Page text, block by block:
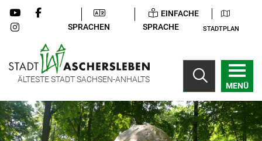
SPRACHEN
EINFACHE
SPRACHE
STADTPLAN
ÄLTESTE STADT SACHSEN-ANHALTS
MENÜ